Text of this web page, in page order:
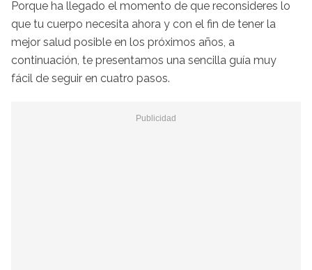
Porque ha llegado el momento de que reconsideres lo
que tu cuerpo necesita ahora y con el fin de tener la
mejor salud posible en los próximos años, a
continuación, te presentamos una sencilla guía muy
fácil de seguir en cuatro pasos.